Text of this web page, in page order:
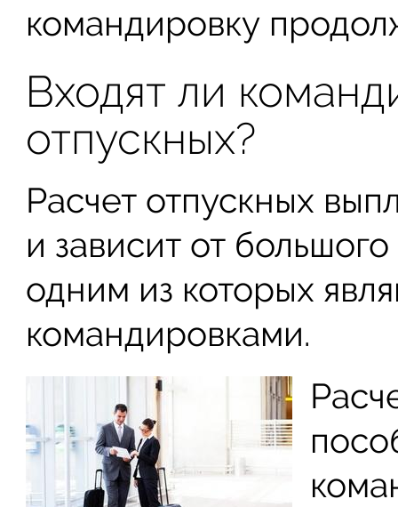
командировку
Входят ли
отпускных?
Расчет отпускных
и зависит от
одним из которых
командировками.